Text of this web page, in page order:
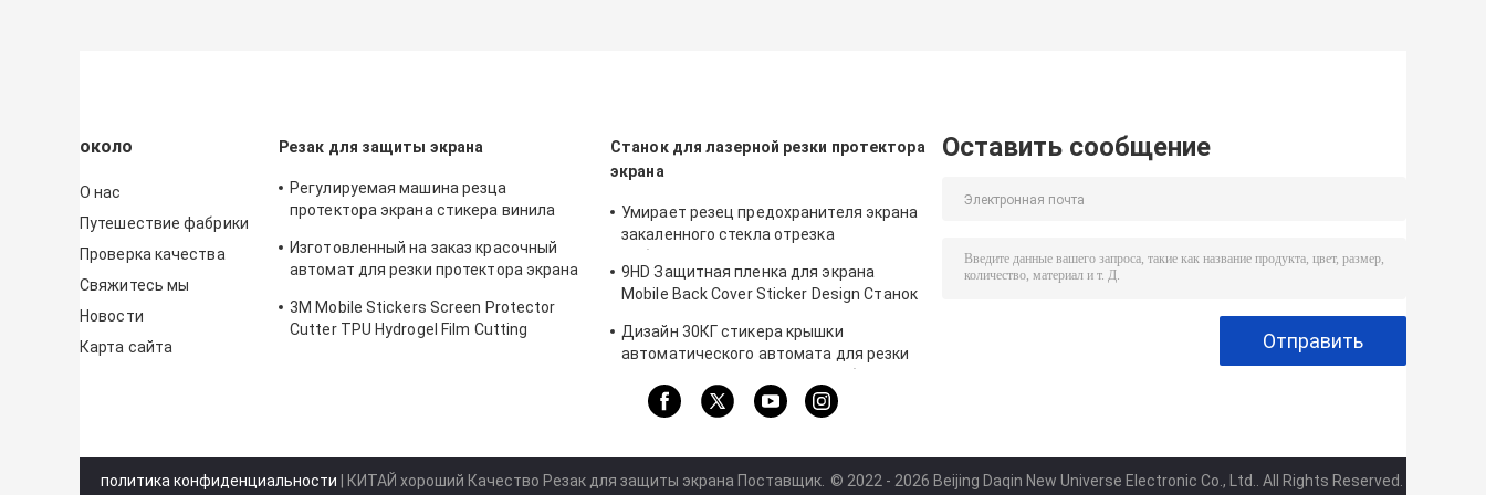
около
О нас
Путешествие фабрики
Проверка качества
Свяжитесь мы
Новости
Карта сайта
Резак для защиты экрана
Регулируемая машина резца
протектора экрана стикера винила
Изготовленный на заказ красочный
автомат для резки протектора экрана
3M Mobile Stickers Screen Protector
Cutter TPU Hydrogel Film Cutting
Станок для лазерной резки протектора
экрана
Умирает резец предохранителя экрана
закаленного стекла отрезка
9ХД
9HD Защитная пленка для экрана
Mobile Back Cover Sticker Design Станок
Дизайн 30КГ стикера крышки
автоматического автомата для резки
Оставить сообщение
политика конфиденциальности | КИТАЙ хороший Качество Резак для защиты экрана Поставщик. © 2022 - 2026 Beijing Daqin New Universe Electronic Co., Ltd.. All Rights Reserved.